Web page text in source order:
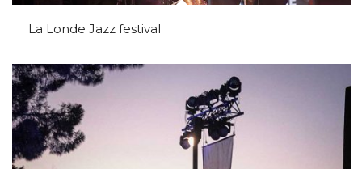
La Londe Jazz festival